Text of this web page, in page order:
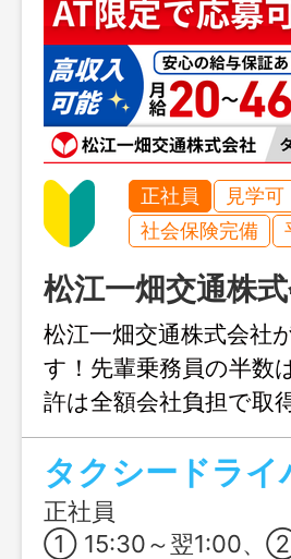
正社員 見学可
社会保険完備
松江一畑交通株
松江一畑交通株式会社
す！先輩乗務員の半数
許は全額会社負担で取
機会に一畑グループの
正社員
① 15:30～翌1:00、② 18:00～翌8:00、③ 6:00